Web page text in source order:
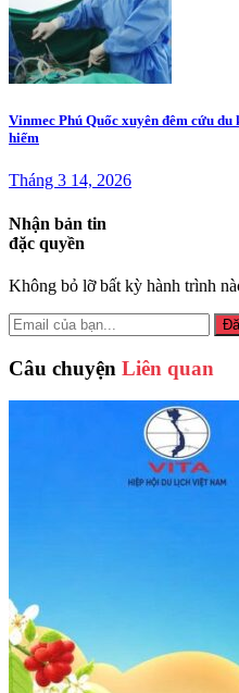
Vinmec Phú Quốc xuyên đêm cứu
hiếm
Tháng 3 14, 2026
Nhận bản tin
đặc quyền
Không bỏ lỡ bất kỳ hành trình
Câu chuyện Liên quan